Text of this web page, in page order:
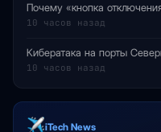
Почему «кнопка
10 часов назад
Кибератака на порты
10 часов назад
iTech News